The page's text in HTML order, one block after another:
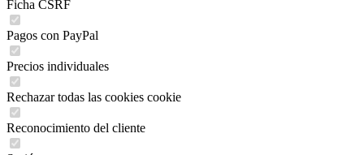
Ficha CSRF
Pagos con PayPal
Precios individuales
Rechazar todas las cookies cookie
Reconocimiento del cliente